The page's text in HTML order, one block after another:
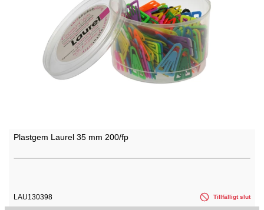
Plastgem Laurel 35 mm 200/fp
LAU130398 Tillfälligt slut